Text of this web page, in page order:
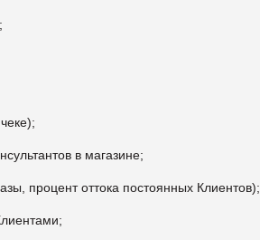
в магазине;
процент оттока постоянных Клиентов);